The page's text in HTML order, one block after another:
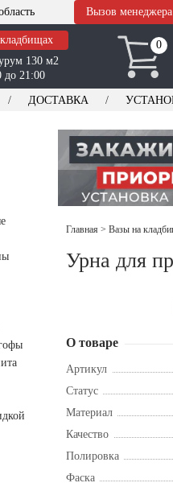
Вызов менеджера
130 м2
до 21:00
0
0
ДОСТАВКА
Главная > Вазы на
Урна для
О товаре
Артикул
Статус
Материал
Качество
Полировка
Фаска